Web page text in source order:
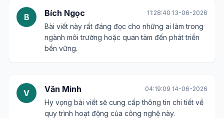
B Bích Ngọc 11:28:40 13-06-2026
Bài viết này rất đáng đọc cho những ai làm trong
ngành môi trường hoặc quan tâm đến phát triển
bền vững.
V Văn Minh 04:19:09 14-06-2026
Hy vọng bài viết sẽ cung cấp thông tin chi tiết về
quy trình hoạt động của công nghệ này.